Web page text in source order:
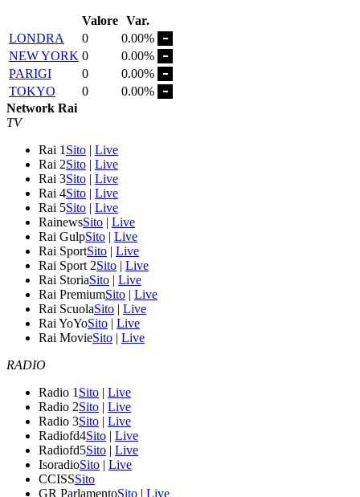
Valore Var.
LONDRA
0
0.00%
NEW YORK 0
0.00%
PARIGI
0
0.00%
TOKYO
0
0.00%
Network Rai
TV
Rai 1 Sito | Live
Rai 2Sito | Live
Rai 3Sito | Live
Rai 4Sito | Live
Rai 5Sito | Live
RainewsSito | Live
Rai GulpSito | Live
Rai SportSito | Live
Rai Sport 2Sito | Live
Rai StoriaSito | Live
Rai PremiumSito | Live
Rai ScuolaSito | Live
Rai YoYoSito | Live
Rai MovieSito | Live
RADIO
Radio 1 Sito | Live
Radio 2Sito | Live
Radio 3Sito | Live
Radiofd4Sito | Live
Radiofd5Sito | Live
IsoradioSito | Live
CCISSSito
GR ParlamentoSito | Live